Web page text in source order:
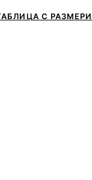
С РАЗМЕРИ